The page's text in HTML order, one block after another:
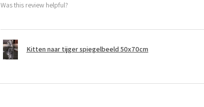
Was this review helpful?
Kitten naar tijger spiegelbeeld 50x70cm